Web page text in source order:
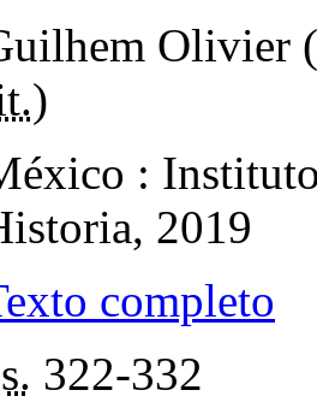
Olivier (
)
:
2019
completo
322-332